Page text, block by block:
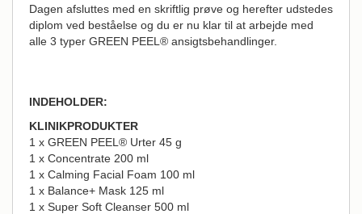
Dagen afsluttes med en skriftlig prøve og herefter udstedes
diplom ved beståelse og du er nu klar til at arbejde med
alle 3 typer GREEN PEEL® ansigtsbehandlinger.
INDEHOLDER:
KLINIKPRODUKTER
1 x GREEN PEEL® Urter 45 g
1 x Concentrate 200 ml
1 x Calming Facial Foam 100 ml
1 x Balance+ Mask 125 ml
1 x Super Soft Cleanser 500 ml